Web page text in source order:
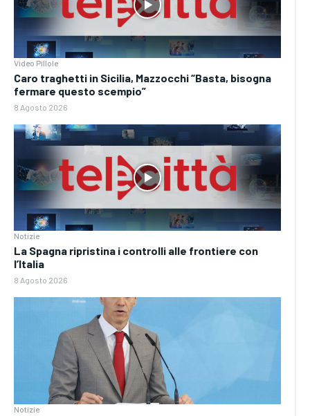
Video Pillole
Caro traghetti in Sicilia, Mazzocchi “Basta, bisogna
fermare questo scempio”
8 Agosto 2026
Notizie
La Spagna ripristina i controlli alle frontiere con
l’Italia
8 Agosto 2026
Notizie